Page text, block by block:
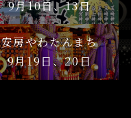
9月10日、13日
安房やわたんまち
9月19日、20日